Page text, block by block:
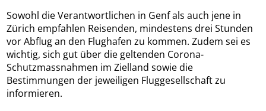
Sowohl die Verantwortlichen in Genf als auch jene in
Zürich empfahlen Reisenden, mindestens drei Stunden
vor Abflug an den Flughafen zu kommen. Zudem sei es
wichtig, sich gut über die geltenden Corona-
Schutzmassnahmen im Zielland sowie die
Bestimmungen der jeweiligen Fluggesellschaft zu
informieren.